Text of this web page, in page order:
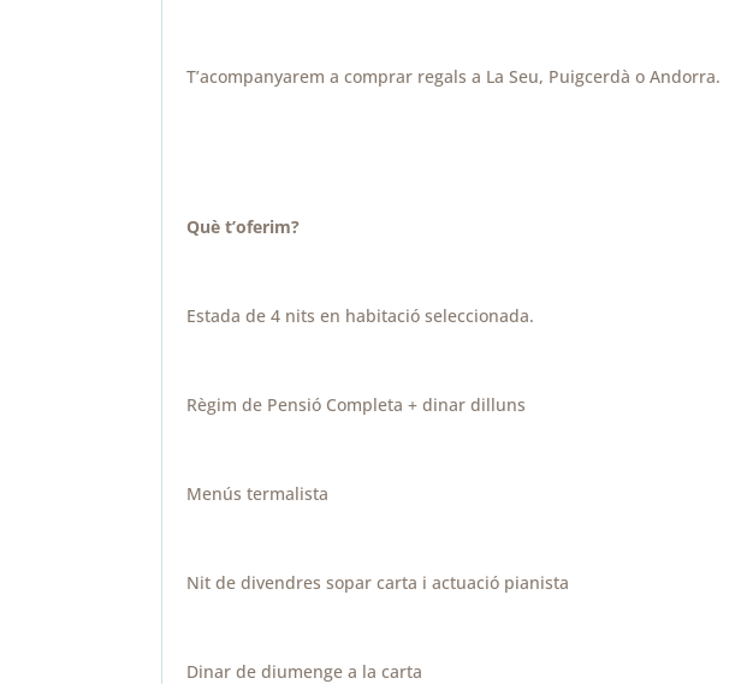
T’acompanyarem a comprar regals a La Seu, Puigcerdà o Andorra.
Què t’oferim?
Estada de 4 nits en habitació seleccionada.
Règim de Pensió Completa + dinar dilluns
Menús termalista
Nit de divendres sopar carta i actuació pianista
Dinar de diumenge a la carta